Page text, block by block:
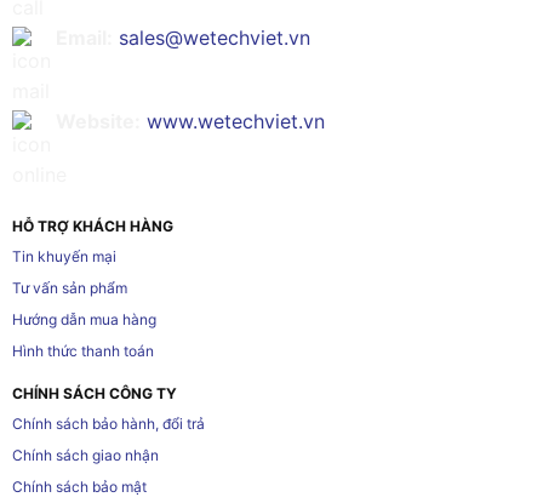
sales@wetechviet.vn
www.wetechviet.vn
HỖ TRỢ KHÁCH HÀNG
Tin khuyến mại
Tư vấn sản phẩm
Hướng dẫn mua hàng
Hình thức thanh toán
CHÍNH SÁCH CÔNG TY
Chính sách bảo hành, đổi trả
Chính sách giao nhận
Chính sách bảo mật